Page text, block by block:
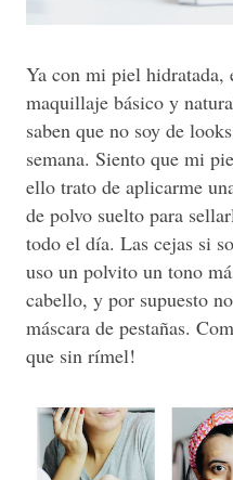
Ya con mi piel hidratada,
maquillaje básico y
saben que no soy de
semana. Siento que mi
ello trato de aplicarme
de polvo suelto para
todo el día. Las cejas si
uso un polvito un tono
cabello, y por supuesto
máscara de pestañas.
que sin rímel!